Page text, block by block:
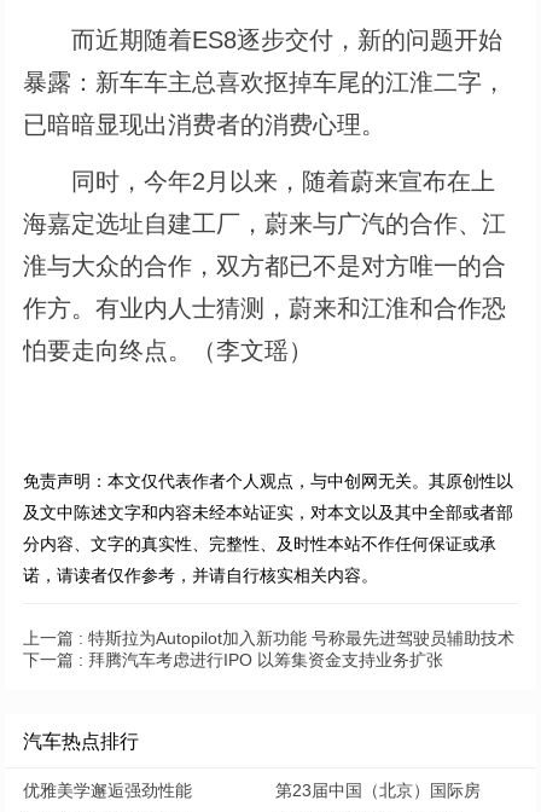
而近期随着ES8逐步交付，新的问题开始
暴露：新车车主总喜欢抠掉车尾的江淮二字，
已暗暗显现出消费者的消费心理。
同时，今年2月以来，随着蔚来宣布在上
海嘉定选址自建工厂，蔚来与广汽的合作、江
淮与大众的合作，双方都已不是对方唯一的合
作方。有业内人士猜测，蔚来和江淮和合作恐
怕要走向终点。（李文瑶）
免责声明：本文仅代表作者个人观点，与中创网无关。其原创性以
及文中陈述文字和内容未经本站证实，对本文以及其中全部或者部
分内容、文字的真实性、完整性、及时性本站不作任何保证或承
诺，请读者仅作参考，并请自行核实相关内容。
上一篇 : 特斯拉为Autopilot加入新功能 号称最先进驾驶员辅助技术
下一篇 : 拜腾汽车考虑进行IPO 以筹集资金支持业务扩张
汽车热点排行
优雅美学邂逅强劲性能
第23届中国（北京）国际房